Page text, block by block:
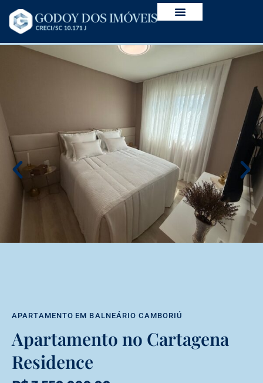
APARTAMENTO EM BALNEÁRIO CAMBORIÚ
Apartamento no Cartagena
Residence